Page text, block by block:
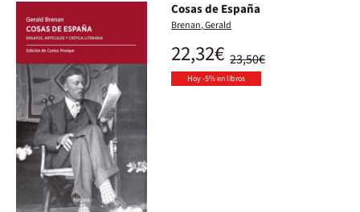
Cosas de España
Brenan, Gerald
23,50€
22,32€
Hoy -5% en libros